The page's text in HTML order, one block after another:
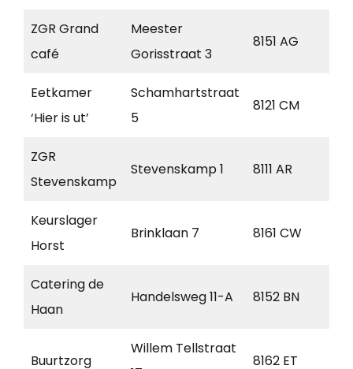
ZGR Grand
café
Meester
Gorisstraat 3
8151 AG
Eetkamer
‘Hier is ut’
Schamhartstraat
5
8121 CM
ZGR
Stevenskamp
Stevenskamp 1 8111 AR
Keurslager
Horst
Brinklaan 7 8161 CW
Catering de
Haan
Handelsweg 11-A 8152 BN
Buurtzorg
Willem Tellstraat
8162 ET